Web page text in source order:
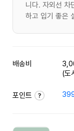
니다. 자외선 차
하고 입기 좋은
배송비
(도
포인트